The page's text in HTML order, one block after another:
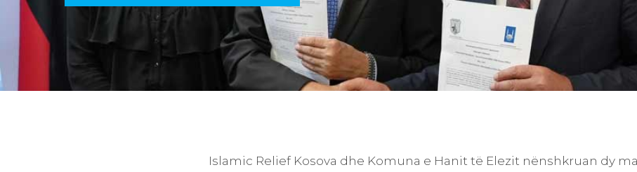
Islamic Relief Kosova dhe Komuna e Hanit të Elezit nënshkruan dy